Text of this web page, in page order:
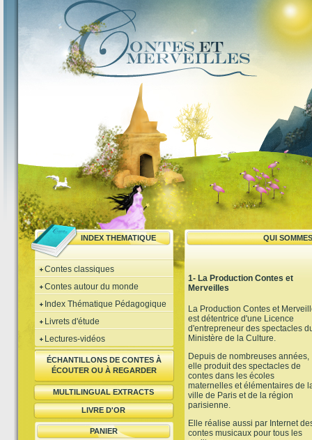
INDEX THEMATIQUE QUI
Contes classiques
Contes autour du monde
Index Thématique Pédagogique
Livrets d'étude
Lectures-vidéos
ÉCHANTILLONS DE CONTES À
ÉCOUTER OU À REGARDER
MULTILINGUAL EXTRACTS
LIVRE D'OR
PANIER
1- La Production Contes et
Merveilles
La Production Contes et
est détentrice d'une Licence
d'entrepreneur des spectacles
Ministère de la Culture.
Depuis de nombreuses années,
elle produit des spectacles de
contes dans les écoles
maternelles et élémentaires de
ville de Paris et de la région
parisienne.
Elle réalise aussi par Internet
contes musicaux pour tous les